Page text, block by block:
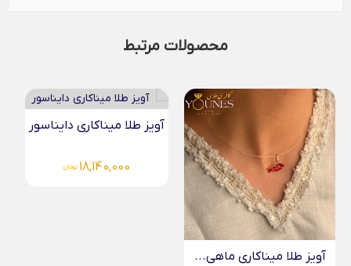
محصولات مرتبط
آویز طلا میناکاری ماهی...
آویز طلا میناکاری دایناسور
18,140,000 تومان